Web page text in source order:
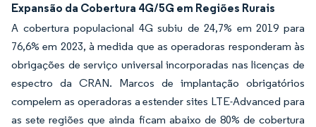
Expansão da Cobertura 4G/5G em Regiões Rurais
A cobertura populacional 4G subiu de 24,7% em 2019 para
76,6% em 2023, à medida que as operadoras responderam às
obrigações de serviço universal incorporadas nas licenças de
espectro da CRAN. Marcos de implantação obrigatórios
compelem as operadoras a estender sites LTE-Advanced para
as sete regiões que ainda ficam abaixo de 80% de cobertura